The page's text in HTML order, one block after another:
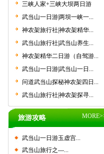
三峡人家+三峡大坝两日游
武当山一日游|两坝一峡一...
神农架旅行社|神农架精华...
武当山旅行社|武当山养生...
神农架精华二日游（自驾游...
武当山一日游|武当山一日...
问道武当山探秘神农架四日...
武当山旅行社|神农架探寻...
旅游攻略
武当山一日游玉虚宫...
武当山旅行之---...